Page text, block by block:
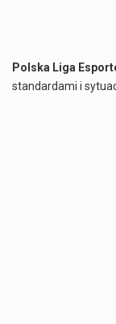
Polska Liga
standardami i